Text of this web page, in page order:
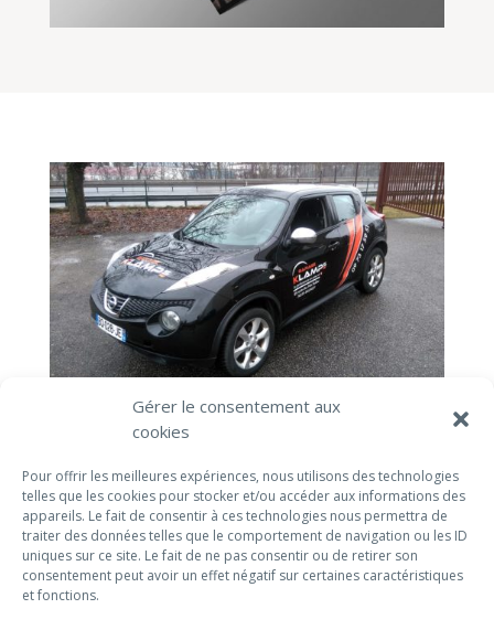
Gérer le consentement aux
cookies
Pour offrir les meilleures expériences, nous utilisons des technologies
telles que les cookies pour stocker et/ou accéder aux informations des
appareils. Le fait de consentir à ces technologies nous permettra de
traiter des données telles que le comportement de navigation ou les ID
uniques sur ce site. Le fait de ne pas consentir ou de retirer son
consentement peut avoir un effet négatif sur certaines caractéristiques
et fonctions.